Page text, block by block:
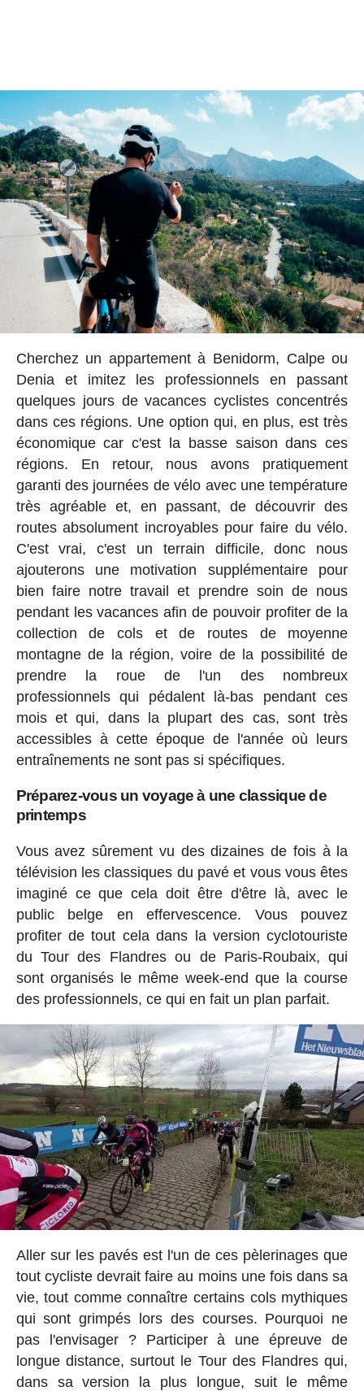
Cherchez un appartement à Benidorm, Calpe ou
Denia et imitez les professionnels en passant
quelques jours de vacances cyclistes concentrés
dans ces régions. Une option qui, en plus, est très
économique car c'est la basse saison dans ces
régions. En retour, nous avons pratiquement
garanti des journées de vélo avec une température
très agréable et, en passant, de découvrir des
routes absolument incroyables pour faire du vélo.
C'est vrai, c'est un terrain difficile, donc nous
ajouterons une motivation supplémentaire pour
bien faire notre travail et prendre soin de nous
pendant les vacances afin de pouvoir profiter de la
collection de cols et de routes de moyenne
montagne de la région, voire de la possibilité de
prendre la roue de l'un des nombreux
professionnels qui pédalent là-bas pendant ces
mois et qui, dans la plupart des cas, sont très
accessibles à cette époque de l'année où leurs
entraînements ne sont pas si spécifiques.
Préparez-vous un voyage à une classique de
printemps
Vous avez sûrement vu des dizaines de fois à la
télévision les classiques du pavé et vous vous êtes
imaginé ce que cela doit être d'être là, avec le
public belge en effervescence. Vous pouvez
profiter de tout cela dans la version cyclotouriste
du Tour des Flandres ou de Paris-Roubaix, qui
sont organisés le même week-end que la course
des professionnels, ce qui en fait un plan parfait.
Aller sur les pavés est l'un de ces pèlerinages que
tout cycliste devrait faire au moins une fois dans sa
vie, tout comme connaître certains cols mythiques
qui sont grimpés lors des courses. Pourquoi ne
pas l'envisager ? Participer à une épreuve de
longue distance, surtout le Tour des Flandres qui,
dans sa version la plus longue, suit le même